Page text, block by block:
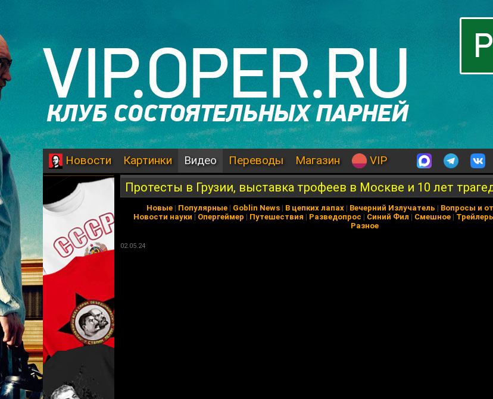
Новости Картинки Видео Переводы Магазин VIP
Протесты в Грузии, выставка трофеев в Москве и 10 лет
Новые | Популярные | Goblin News | В цепких лапах | Вечерний Излучатель | Вопросы и
Новости науки | Опергеймер | Путешествия | Разведопрос | Синий Фил | Смешное |
Разное
02.05.24